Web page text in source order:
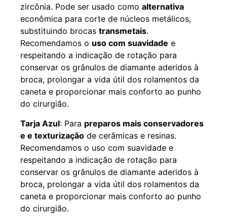
zircônia. Pode ser usado como alternativa
econômica para corte de núcleos metálicos,
substituindo brocas transmetais.
Recomendamos o uso com suavidade e
respeitando a indicação de rotação para
conservar os grânulos de diamante aderidos à
broca, prolongar a vida útil dos rolamentos da
caneta e proporcionar mais conforto ao punho
do cirurgião.
Tarja Azul: Para preparos mais conservadores
e e texturização de cerâmicas e resinas.
Recomendamos o uso com suavidade e
respeitando a indicação de rotação para
conservar os grânulos de diamante aderidos à
broca, prolongar a vida útil dos rolamentos da
caneta e proporcionar mais conforto ao punho
do cirurgião.